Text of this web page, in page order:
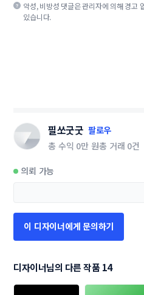
악성, 비방성 댓글은 관리자에 의해 경고
있습니다.
필쏘굿굿 팔로우
총 수익 0만 원총 거래 0건
의뢰 가능
이 디자이너에게 문의하기
디자이너님의 다른 작품 14